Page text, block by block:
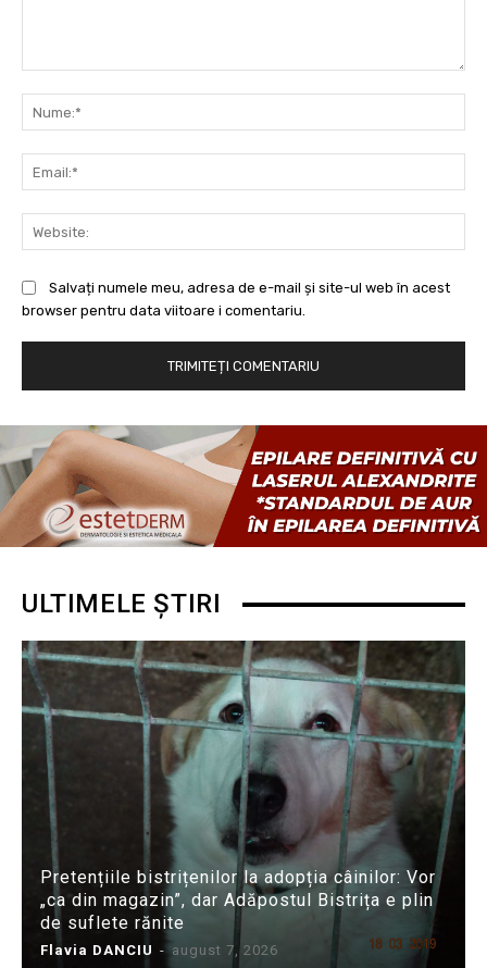
Salvați numele meu, adresa de e-mail și site-ul web în acest
browser pentru data viitoare i comentariu.
ULTIMELE ȘTIRI
Pretențiile bistrițenilor la adopția câinilor: Vor
„ca din magazin”, dar Adăpostul Bistrița e plin
de suflete rănite
Flavia DANCIU - august 7, 2026